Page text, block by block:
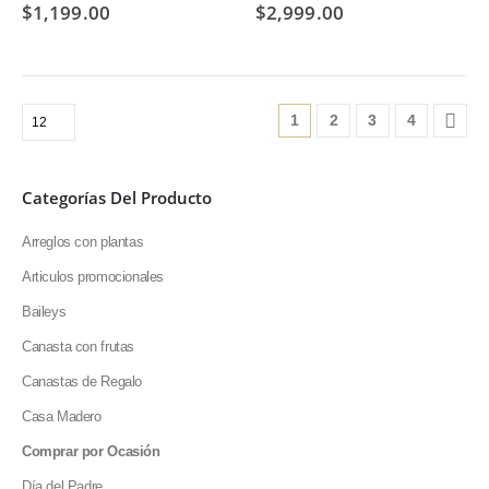
$1,199.00 $2,999.00
1 2 3 4
Categorías Del Producto
Arreglos con plantas
Articulos promocionales
Baileys
Canasta con frutas
Canastas de Regalo
Casa Madero
Comprar por Ocasión
SÍGUENOS EN NUESTRAS REDES
FORMAS DE PAGO